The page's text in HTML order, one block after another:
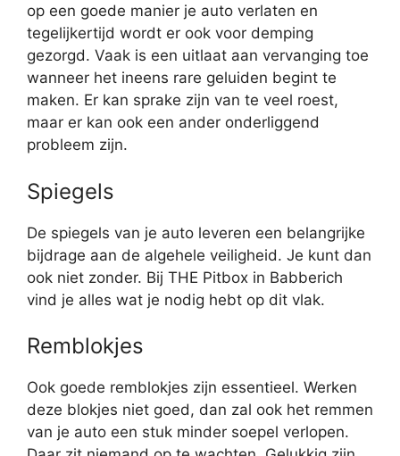
op een goede manier je auto verlaten en
tegelijkertijd wordt er ook voor demping
gezorgd. Vaak is een uitlaat aan vervanging toe
wanneer het ineens rare geluiden begint te
maken. Er kan sprake zijn van te veel roest,
maar er kan ook een ander onderliggend
probleem zijn.
Spiegels
De spiegels van je auto leveren een belangrijke
bijdrage aan de algehele veiligheid. Je kunt dan
ook niet zonder. Bij THE Pitbox in Babberich
vind je alles wat je nodig hebt op dit vlak.
Remblokjes
Ook goede remblokjes zijn essentieel. Werken
deze blokjes niet goed, dan zal ook het remmen
van je auto een stuk minder soepel verlopen.